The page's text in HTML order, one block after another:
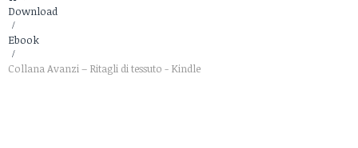
Download
>
Ebook
>
Collana Avanzi – Ritagli di tessuto - Kindle